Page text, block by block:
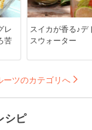
レ
苦
スイカが香る♪デ
スウォーター
ーツのカテゴリへ
シピ